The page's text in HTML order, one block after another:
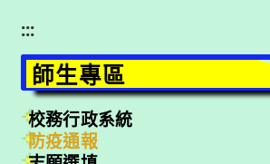
:::
師生專區
校務行政系統
防疫通報